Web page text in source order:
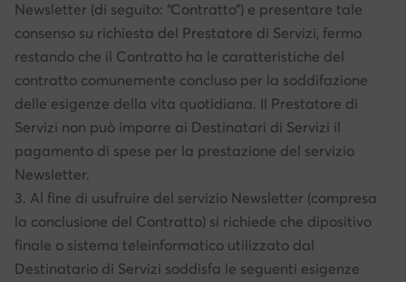
Newsletter (di seguito: “Contratto”) e presentare tale
consenso su richiesta del Prestatore di Servizi, fermo
restando che il Contratto ha le caratteristiche del
contratto comunemente concluso per la soddifazione
delle esigenze della vita quotidiana. Il Prestatore di
Servizi non può imporre ai Destinatari di Servizi il
pagamento di spese per la prestazione del servizio
Newsletter.
3. Al fine di usufruire del servizio Newsletter (compresa
la conclusione del Contratto) si richiede che dipositivo
finale o sistema teleinformatico utilizzato dal
Destinatario di Servizi soddisfa le seguenti esigenze